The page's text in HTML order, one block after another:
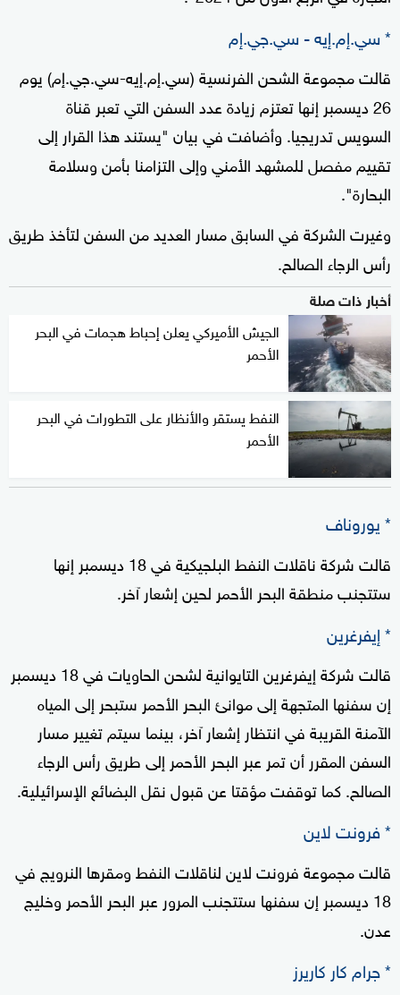
* سي.إم.إيه - سي.جي.إم
قالت مجموعة الشحن الفرنسية (سي.إم.إيه-سي.جي.إم) يوم
26 ديسمبر إنها تعتزم زيادة عدد السفن التي تعبر قناة
السويس تدريجيا. وأضافت في بيان "يستند هذا القرار إلى
تقييم مفصل للمشهد الأمني وإلى التزامنا بأمن وسلامة
البحارة".
وغيرت الشركة في السابق مسار العديد من السفن لتأخذ طريق
رأس الرجاء الصالح.
أخبار ذات صلة
الجيش الأميركي يعلن إحباط هجمات في البحر
الأحمر
النفط يستقر والأنظار على التطورات في البحر
الأحمر
* يوروناف
قالت شركة ناقلات النفط البلجيكية في 18 ديسمبر إنها
ستتجنب منطقة البحر الأحمر لحين إشعار آخر.
* إيفرغرين
قالت شركة إيفرغرين التايوانية لشحن الحاويات في 18 ديسمبر
إن سفنها المتجهة إلى موانئ البحر الأحمر ستبحر إلى المياه
الآمنة القريبة في انتظار إشعار آخر، بينما سيتم تغيير مسار
السفن المقرر أن تمر عبر البحر الأحمر إلى طريق رأس الرجاء
الصالح. كما توقفت مؤقتا عن قبول نقل البضائع الإسرائيلية.
* فرونت لاين
قالت مجموعة فرونت لاين لناقلات النفط ومقرها النرويج في
18 ديسمبر إن سفنها ستتجنب المرور عبر البحر الأحمر وخليج
عدن.
* جرام كار كاريرز